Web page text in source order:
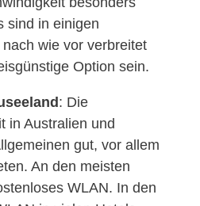
sind in einigen
wie vor verbreitet
Option sein.
: Die
in Australien und
gut, vor allem
An den meisten
WLAN. In den